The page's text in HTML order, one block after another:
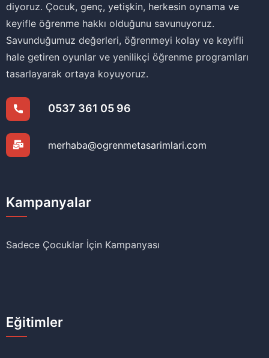
diyoruz. Çocuk, genç, yetişkin, herkesin oynama ve
keyifle öğrenme hakkı olduğunu savunuyoruz.
Savunduğumuz değerleri, öğrenmeyi kolay ve keyifli
hale getiren oyunlar ve yenilikçi öğrenme programları
tasarlayarak ortaya koyuyoruz.
0537 361 05 96
merhaba@ogrenmetasarimlari.com
Kampanyalar
Sadece Çocuklar İçin Kampanyası
Eğitimler